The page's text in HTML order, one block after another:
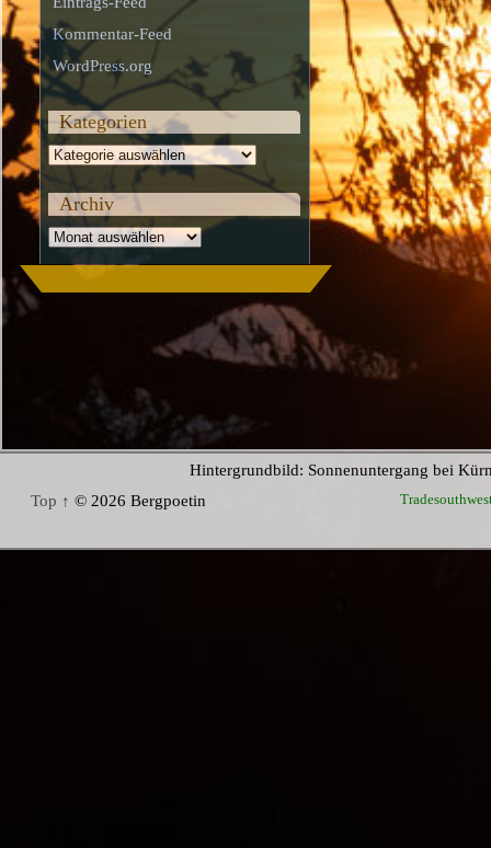
Kommentar-Feed
WordPress.org
Kategorien
Kategorien
Archiv
Archiv
Hintergrundbild: Sonnenuntergang bei
Top ↑ © 2026 Bergpoetin